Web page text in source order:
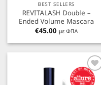
BEST SELLERS
REVITALASH Double –
Ended Volume Mascara
€45.00 με ΦΠΑ
Προσθήκη
στα
Αγαπημένα